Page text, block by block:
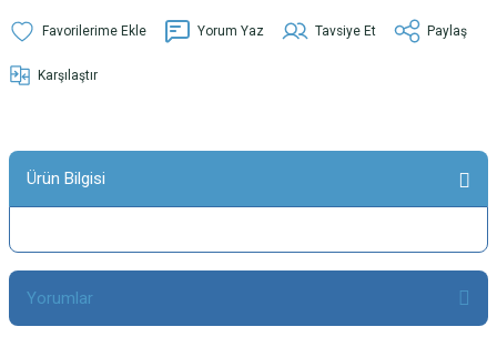
Yorum Yaz Tavsiye Et Paylaş
Karşılaştır
Ürün Bilgisi
Yorumlar